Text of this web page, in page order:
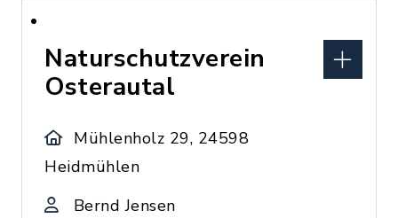
Naturschutzverein
Osterautal
Mühlenholz 29, 24598
Heidmühlen
Bernd Jensen